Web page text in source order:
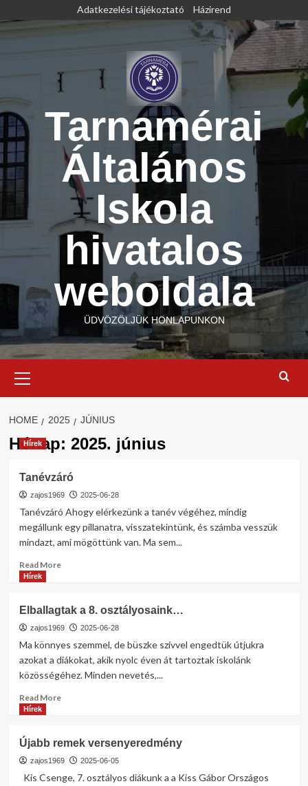
to
Adatkezelési tájékoztató Házirend
Tarnamérai
Általános
Iskola
hivatalos
weboldala
ÜDVÖZÖLJÜK HONLAPUNKON
Menu
HOME 2025 JÚNIUS
Hónap: 2025. június
Hírek
Tanévzáró
zajos1969 2025-06-28
Tanévzáró Ahogy elérkezünk a tanév végéhez, mindig
megállunk egy pillanatra, visszatekintünk, és számba vesszük
mindazt, ami mögöttünk van. Ma sem...
Read MoreRead
Hírek
Elballagtak a 8. osztályosaink…
zajos1969 2025-06-28
Ma könnyes szemmel, de büszke szívvel engedtük útjukra
azokat a diákokat, akik nyolc éven át tartoztak iskolánk
közösségéhez. Minden nevetés,...
Read MoreRead
a
8.
osztályosaink…
Hírek
Újabb remek versenyeredmény
zajos1969 2025-06-05
Kis Csenge, 7. osztályos diákunk a a Kiss Gábor Országos